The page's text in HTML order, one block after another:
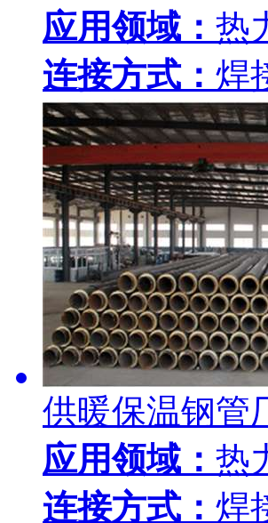
应用领域： 热
连接方式： 焊
供暖保温钢管
应用领域： 热
连接方式： 焊